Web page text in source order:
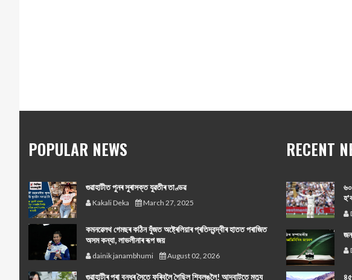
POPULAR NEWS
গুৱাহাটীত পুনৰ সুৰাসক্ত যুৱতীৰ তাণ্ডৱ
Kakali Deka March 27, 2025
কমনৱেলথ গেমছৰ কঠিন যুঁজত অষ্ট্ৰেলিয়াৰ প্ৰতিদ্বন্দ্বীৰ হাতত পৰাজিত
অসম কন্যা, লাভলীনাৰ ৰূপ জয়
dainik janambhumi August 02, 2026
গুৱাহাটীৰ পৰা বন্ধুৰ সৈতে ফুৰিবলৈ গৈছিল শ্বিলঙলৈ! আদবাটতে মৃত্যু
RECENT